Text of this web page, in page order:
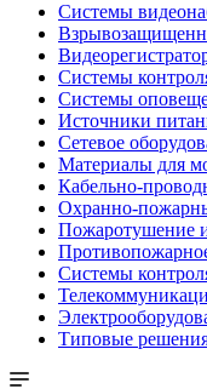
Системы
Системы
Системы
Источники
Сетевое
Материалы для
Кабельно-
Охранно-
Пожаротушение
Системы
Типовые